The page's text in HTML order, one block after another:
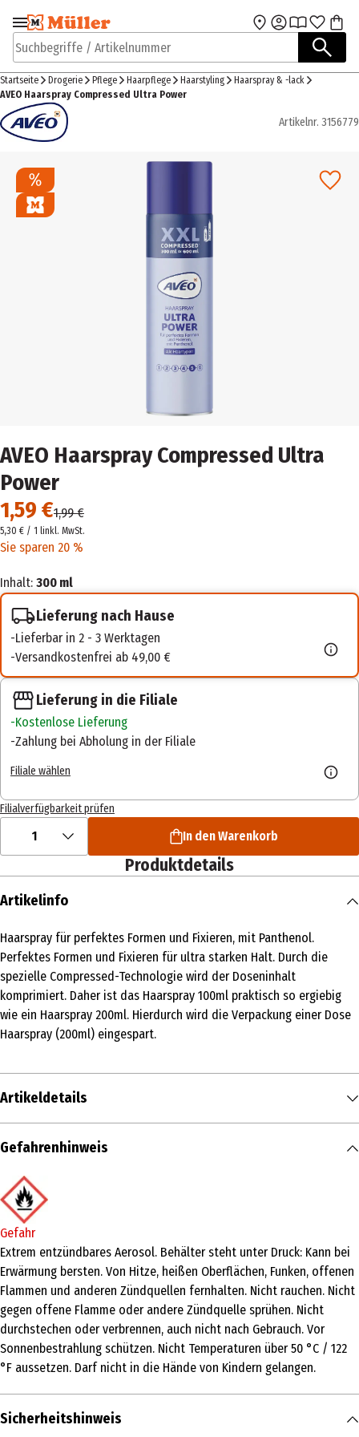
Zur Navigation
springen
Zum Hauptinhalt
Suchbegriffe / Artikelnummer
Startseite Drogerie Pflege Haarpflege Haarstyling
Haarspray & -lack
AVEO Haarspray Compressed Ultra Power
Artikelnr. 3156779
AVEO Haarspray Compressed Ultra
Power
1,59 €1,99 €
5,30 € / 1 linkl. MwSt.
Sie sparen 20 %
Inhalt: 300 ml
Lieferung nach Hause
Lieferbar in 2 - 3 Werktagen
Versandkostenfrei ab 49,00 €
Lieferung in die Filiale
Kostenlose Lieferung
Zahlung bei Abholung in der Filiale
Filiale wählen
Filialverfügbarkeit prüfen
1 In den Warenkorb
Produktdetails
Artikelinfo
Haarspray für perfektes Formen und Fixieren, mit Panthenol.
Perfektes Formen und Fixieren für ultra starken Halt. Durch die
spezielle Compressed-Technologie wird der Doseninhalt
komprimiert. Daher ist das Haarspray 100ml praktisch so ergiebig
wie ein Haarspray 200ml. Hierdurch wird die Verpackung einer Dose
Haarspray (200ml) eingespart.
Artikeldetails
Inhalt
Produkttyp
Haarspray & -lack
Produkteigenschaft
pflegend|festigend
Haartyp
alle Haartypen
Inhaltsstoffe
COPOLYMER, AMINOMETHYL PROPANOL, PANTHENOL, PARFUM,
Gefahrenhinweis
Gefahr
Extrem entzündbares Aerosol. Behälter steht unter Druck: Kann bei
Erwärmung bersten. Von Hitze, heißen Oberflächen, Funken, offenen
Flammen und anderen Zündquellen fernhalten. Nicht rauchen. Nicht
gegen offene Flamme oder andere Zündquelle sprühen. Nicht
durchstechen oder verbrennen, auch nicht nach Gebrauch. Vor
Sonnenbestrahlung schützen. Nicht Temperaturen über 50 °C / 122
°F aussetzen. Darf nicht in die Hände von Kindern gelangen.
Sicherheitshinweis